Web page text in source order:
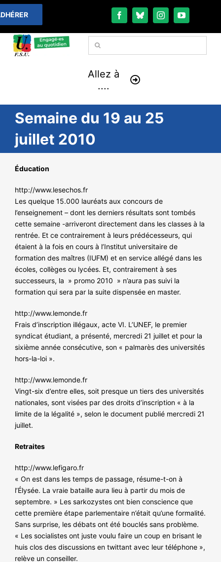
Passer
au
contenu
Rechercher:
Allez à
....
À LA UNE
THÉMATIQUES
LA VIE FÉDÉRALE
COMMUNIQUÉS
NOS ACTIONS
Semaine du 19 au 25
juillet 2010
Éducation
http://www.lesechos.fr
Les quelque 15.000 lauréats aux concours de
l’enseignement – dont les derniers résultats sont tombés
cette semaine -arriveront directement dans les classes à la
rentrée. Et ce contrairement à leurs prédécesseurs, qui
étaient à la fois en cours à l’Institut universitaire de
formation des maîtres (IUFM) et en service allégé dans les
écoles, collèges ou lycées. Et, contrairement à ses
successeurs, la » promo 2010 » n’aura pas suivi la
formation qui sera par la suite dispensée en master.
http://www.lemonde.fr
Frais d’inscription illégaux, acte VI. L’UNEF, le premier
syndicat étudiant, a présenté, mercredi 21 juillet et pour la
sixième année consécutive, son « palmarès des universités
hors-la-loi ».
http://www.lemonde.fr
Vingt-six d’entre elles, soit presque un tiers des universités
nationales, sont visées par des droits d’inscription « à la
limite de la légalité », selon le document publié mercredi 21
juillet.
Retraites
http://www.lefigaro.fr
« On est dans les temps de passage, résume-t-on à
l’Élysée. La vraie bataille aura lieu à partir du mois de
septembre. » Les sarkozystes ont bien conscience que
cette première étape parlementaire n’était qu’une formalité.
Sans surprise, les débats ont été bouclés sans problème.
« Les socialistes ont juste voulu faire un coup en brisant le
huis clos des discussions en twittant avec leur téléphone »,
relève un conseiller.